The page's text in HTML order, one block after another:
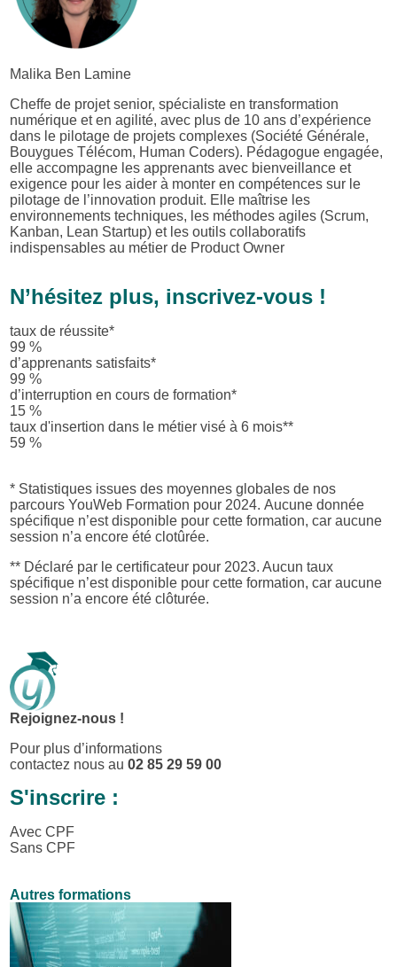
Malika Ben Lamine
Cheffe de projet senior, spécialiste en transformation
numérique et en agilité, avec plus de 10 ans d’expérience
dans le pilotage de projets complexes (Société Générale,
Bouygues Télécom, Human Coders). Pédagogue engagée,
elle accompagne les apprenants avec bienveillance et
exigence pour les aider à monter en compétences sur le
pilotage de l’innovation produit. Elle maîtrise les
environnements techniques, les méthodes agiles (Scrum,
Kanban, Lean Startup) et les outils collaboratifs
indispensables au métier de Product Owner
N’hésitez plus, inscrivez-vous !
taux de réussite*
100 %
d’apprenants satisfaits*
100 %
d’interruption en cours de formation*
16 %
taux d'insertion dans le métier visé à 6 mois**
60 %
* Statistiques issues des moyennes globales de nos
parcours YouWeb Formation pour 2024. Aucune donnée
spécifique n’est disponible pour cette formation, car aucune
session n’a encore été clotûrée.
** Déclaré par le certificateur pour 2023. Aucun taux
spécifique n’est disponible pour cette formation, car aucune
session n’a encore été clôturée.
Rejoignez-nous !
Pour plus d’informations
contactez nous au02 85 29 59 00
S'inscrire :
Avec CPF
Sans CPF
Autres formations